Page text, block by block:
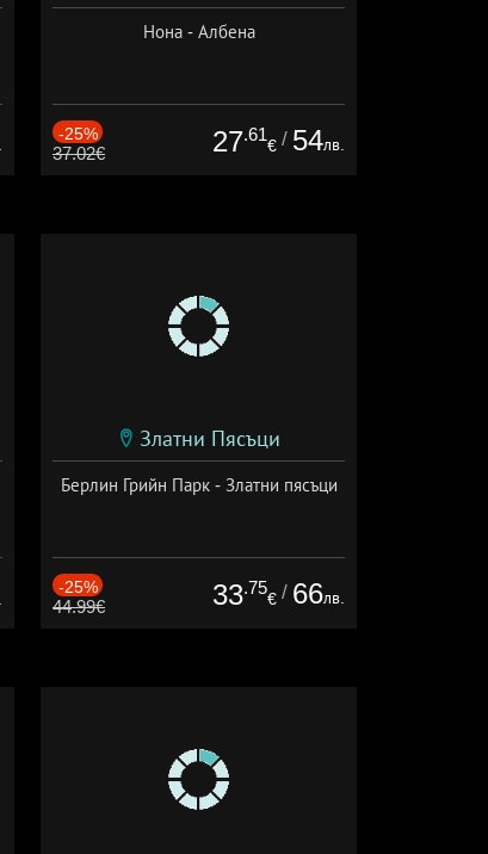
Нона - Албена
-25%
37.02€ 27.61
€ / 54лв.
Златни Пясъци
Берлин Грийн Парк - Златни пясъци
-25%
44.99€ 33.75
€ / 66лв.